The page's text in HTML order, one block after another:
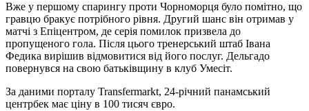
Вже у першому спарингу проти Чорноморця було помітно, що
гравцю бракує потрібного рівня. Другий шанс він отримав у
матчі з Епіцентром, де серія помилок призвела до
пропущеного гола. Після цього тренерський штаб Івана
Федика вирішив відмовитися від його послуг. Дельгадо
повернувся на свою батьківщину в клуб Умесіт.
За даними порталу Transfermarkt, 24-річний панамський
центрбек має ціну в 100 тисяч євро.